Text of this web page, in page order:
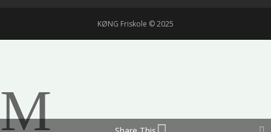
KØNG Friskole © 2025
M